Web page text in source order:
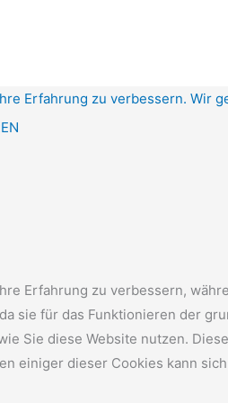
Erfahrung zu verbessern. Wir
Erfahrung zu verbessern,
sie für das Funktionieren der
Sie diese Website nutzen.
einiger dieser Cookies kann